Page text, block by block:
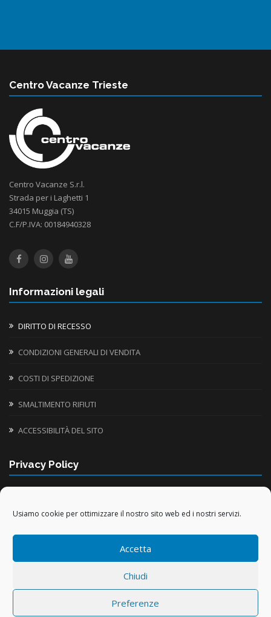
Usiamo cookie per ottimizzare il nostro sito web ed i nostri servizi.
Accetta
Chiudi
Preferenze
Centro Vacanze Trieste
Centro Vacanze S.r.l.
Strada per i Laghetti 1
34015 Muggia (TS)
C.F/P.IVA: 00184940328
Informazioni legali
DIRITTO DI RECESSO
CONDIZIONI GENERALI DI VENDITA
COSTI DI SPEDIZIONE
SMALTIMENTO RIFIUTI
ACCESSIBILITÀ DEL SITO
Privacy Policy
TRATTAMENTO DATI ACQUISTI ONLINE
Capitale sociale € 46.800,00 i.v. – PECinfo@pec.centrovacanze.cc–